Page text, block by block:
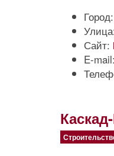
Город:
Сайт:
E-mail: